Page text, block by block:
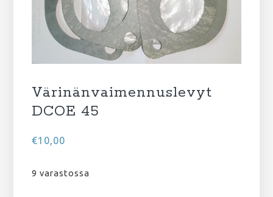
Värinänvaimennuslevyt
DCOE 45
€10,00
9 varastossa